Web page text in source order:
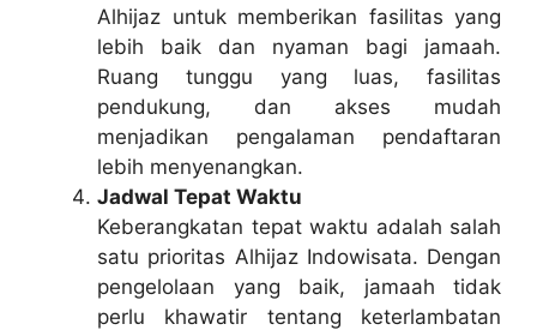
Alhijaz untuk memberikan fasilitas yang
lebih baik dan nyaman bagi jamaah.
Ruang tunggu yang luas, fasilitas
pendukung, dan akses mudah
menjadikan pengalaman pendaftaran
lebih menyenangkan.
Jadwal Tepat Waktu
Keberangkatan tepat waktu adalah salah
satu prioritas Alhijaz Indowisata. Dengan
pengelolaan yang baik, jamaah tidak
perlu khawatir tentang keterlambatan